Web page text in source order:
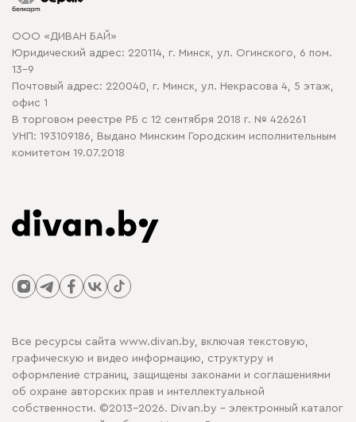
Карта сайта
Политика конфиденциальности
Политика в отношении обработки cookie
ООО «ДИВАН БАЙ»
Юридический адрес: 220114, г. Минск, ул. Огинского, 6 пом.
13-9
Почтовый адрес: 220040, г. Минск, ул. Некрасова 4, 5 этаж,
офис 1
В торговом реестре РБ с 12 сентября 2018 г. № 426261
УНП: 193109186, Выдано Минским Городским исполнительным
комитетом 19.07.2018
Все ресурсы сайта www.divan.by, включая текстовую,
графическую и видео информацию, структуру и
оформление страниц, защищены законами и соглашениями
об охране авторских прав и интеллектуальной
собственности. ©2013-2026. Divan.by - электронный каталог